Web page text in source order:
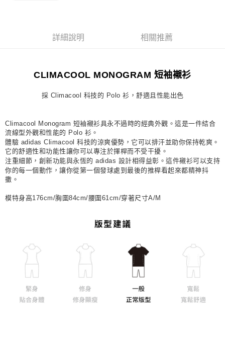
付款後7-11取貨
每筆NT$80，滿NT$1,500(含以上)免運費
詳細說明 相關推薦
CLIMACOOL MONOGRAM 短袖襯衫
採 Climacool 科技的 Polo 衫，舒適且性能出色
Climacool Monogram 短袖襯衫具永不過時的經典外觀。這是一件結合
流線型外觀和性能的 Polo 衫。
體驗 adidas Climacool 科技的涼爽優勢，它可以排汗並助你保持乾爽。
它的舒適性和功能性讓你可以專注於揮桿而不受干擾。
注重細節，創新功能與永恆的 adidas 設計相得益彰。這件襯衫可以支持
你的每一個動作，讓你從第一個發球處到最後的推桿看起來都精神抖
擻。
模特身高176cm/胸圍84cm/腰圍61cm/穿著尺寸A/M